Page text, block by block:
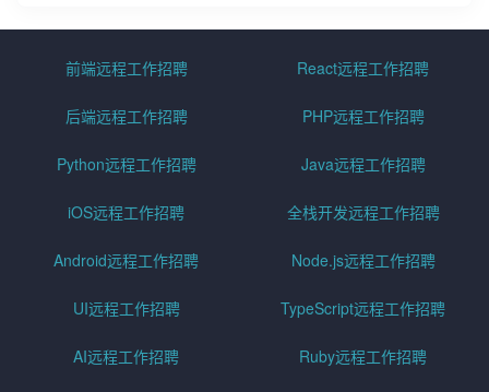
前端远程工作招聘 React远程工作招聘
后端远程工作招聘 PHP远程工作招聘
Python远程工作招聘 Java远程工作招聘
iOS远程工作招聘 全栈开发远程工作招聘
Android远程工作招聘 Node.js远程工作招聘
UI远程工作招聘 TypeScript远程工作招聘
AI远程工作招聘 Ruby远程工作招聘